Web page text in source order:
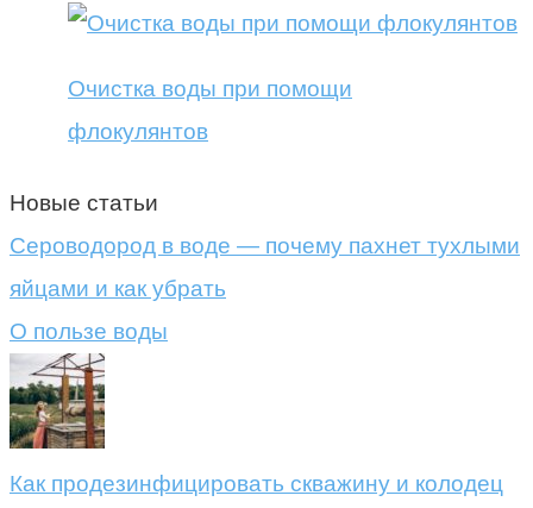
Очистка воды при помощи
флокулянтов
Новые статьи
Сероводород в воде — почему пахнет тухлыми
яйцами и как убрать
О пользе воды
Как продезинфицировать скважину и колодец